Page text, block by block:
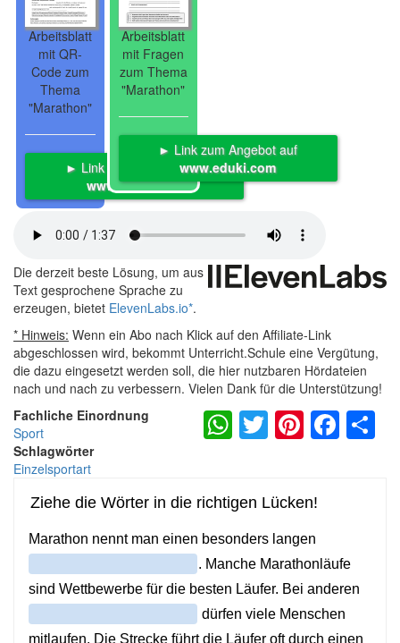
Arbeitsblatt
mit QR-
Code zum
Thema
"Marathon"
► Link zum Angebot auf
www.eduki.com
Arbeitsblatt
mit Fragen
zum Thema
"Marathon"
► Link zum Angebot auf
www.eduki.com
Die derzeit beste Lösung, um aus
Text gesprochene Sprache zu
erzeugen, bietet ElevenLabs.io*.
* Hinweis: Wenn ein Abo nach Klick auf den Affiliate-Link
abgeschlossen wird, bekommt Unterricht.Schule eine Vergütung,
die dazu eingesetzt werden soll, die hier nutzbaren Hördateien
nach und nach zu verbessern. Vielen Dank für die Unterstützung!
Fachliche Einordnung
Sport
Schlagwörter
Einzelsportart
WhatsApp
Twitter